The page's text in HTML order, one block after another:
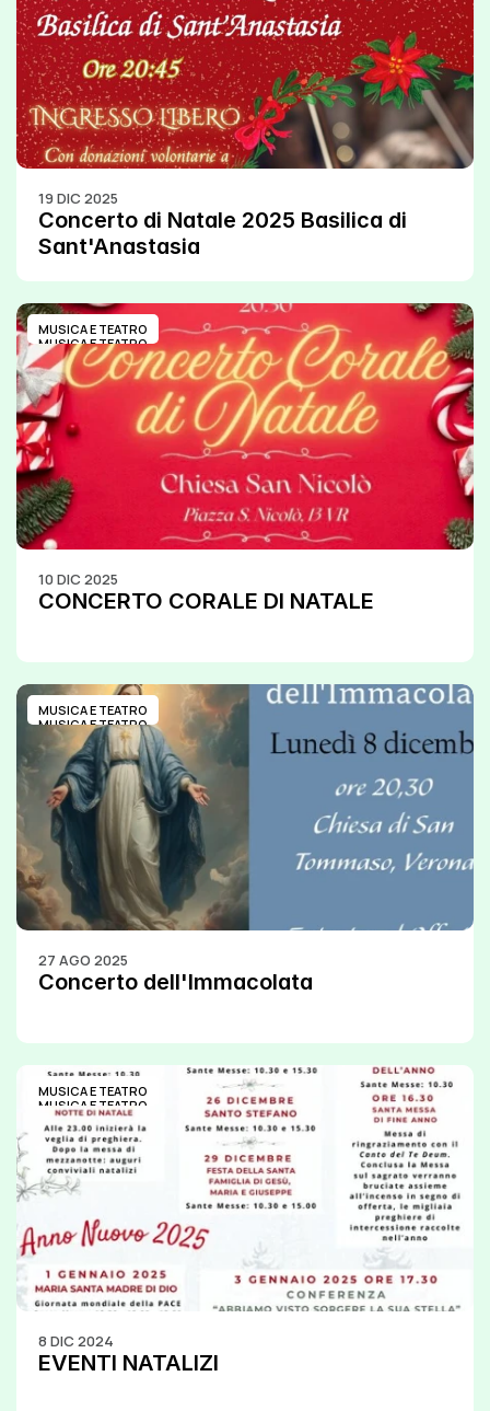
19 DIC 2025
Concerto di Natale 2025 Basilica di
Sant'Anastasia
MUSICA E TEATRO
MUSICA E TEATRO
10 DIC 2025
CONCERTO CORALE DI NATALE
MUSICA E TEATRO
MUSICA E TEATRO
27 AGO 2025
Concerto dell'Immacolata
MUSICA E TEATRO
MUSICA E TEATRO
8 DIC 2024
EVENTI NATALIZI